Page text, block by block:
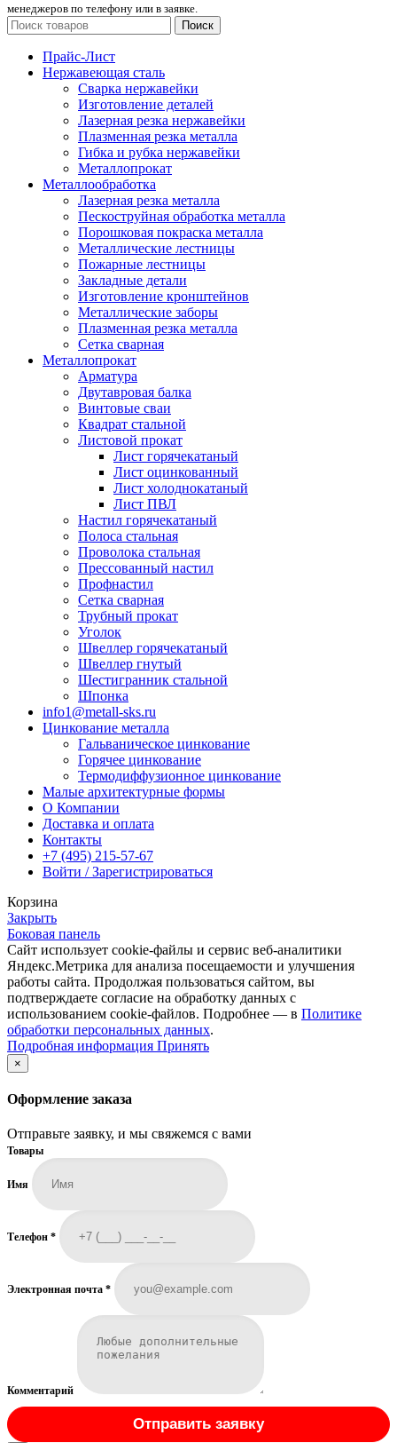
менеджеров по телефону или в заявке.
Поиск
Прайс-Лист
Нержавеющая сталь
Сварка нержавейки
Изготовление деталей
Лазерная резка нержавейки
Плазменная резка металла
Гибка и рубка нержавейки
Металлопрокат
Металлообработка
Лазерная резка металла
Пескоструйная обработка металла
Порошковая покраска металла
Металлические лестницы
Пожарные лестницы
Закладные детали
Изготовление кронштейнов
Металлические заборы
Плазменная резка металла
Сетка сварная
Металлопрокат
Арматура
Двутавровая балка
Винтовые сваи
Квадрат стальной
Листовой прокат
Лист горячекатаный
Лист оцинкованный
Лист холоднокатаный
Лист ПВЛ
Настил горячекатаный
Полоса стальная
Проволока стальная
Прессованный настил
Профнастил
Сетка сварная
Трубный прокат
Уголок
Швеллер горячекатаный
Швеллер гнутый
Шестигранник стальной
Шпонка
info1@metall-sks.ru
Цинкование металла
Гальваническое цинкование
Горячее цинкование
Термодиффузионное цинкование
Малые архитектурные формы
О Компании
Доставка и оплата
Контакты
+7 (495) 215-57-67
Войти / Зарегистрироваться
Корзина
Закрыть
Боковая панель
Сайт использует cookie-файлы и сервис веб-аналитики
Яндекс.Метрика для анализа посещаемости и улучшения
работы сайта. Продолжая пользоваться сайтом, вы
подтверждаете согласие на обработку данных с
использованием cookie-файлов. Подробнее — в Политике
обработки персональных данных.
Подробная информация Подробная
Принять
×
Оформление заказа
Отправьте заявку, и мы свяжемся с вами
Товары
Имя
Телефон *
Электронная почта *
Комментарий
Отправить заявку